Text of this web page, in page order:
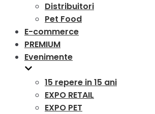
Distribuitori
Pet Food
E-commerce
PREMIUM
Evenimente
15 repere in 15 ani
EXPO RETAIL
EXPO PET